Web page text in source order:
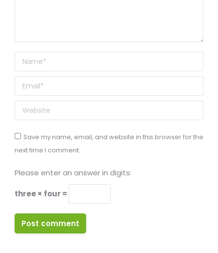
Name *
Email *
Website
Save my name, email, and website in this browser for the
next time I comment.
Please enter an answer in digits:
three × four =
Post comment